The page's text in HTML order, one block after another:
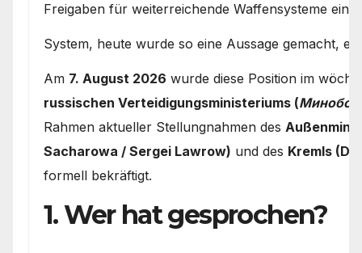
Freigaben für weiterreichende Waffensysteme
System, heute wurde so eine Aussage gemacht,
Am 7. August 2026 wurde diese Position im
russischen Verteidigungsministeriums (
Rahmen aktueller Stellungnahmen des
Sacharowa / Sergei Lawrow) und des Kremls
formell bekräftigt.
1. Wer hat gesprochen?